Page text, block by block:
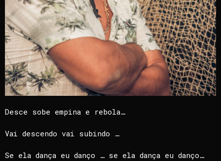
Desce sobe empina e rebola…
Vai descendo vai subindo …
Se ela dança eu danço … se ela dança eu danço…